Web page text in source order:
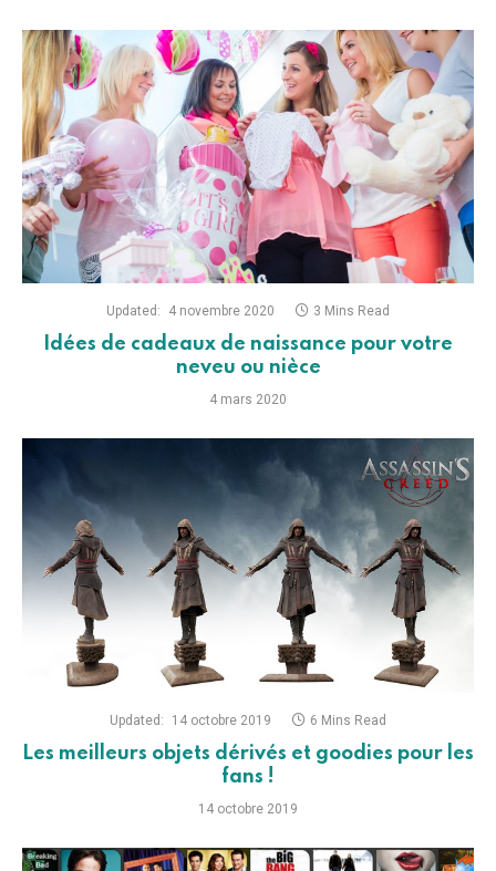
Updated: 4 novembre 2020 3 Mins Read
Idées de cadeaux de naissance pour votre
neveu ou nièce
4 mars 2020
Updated: 14 octobre 2019 6 Mins Read
Les meilleurs objets dérivés et goodies pour les
fans !
14 octobre 2019